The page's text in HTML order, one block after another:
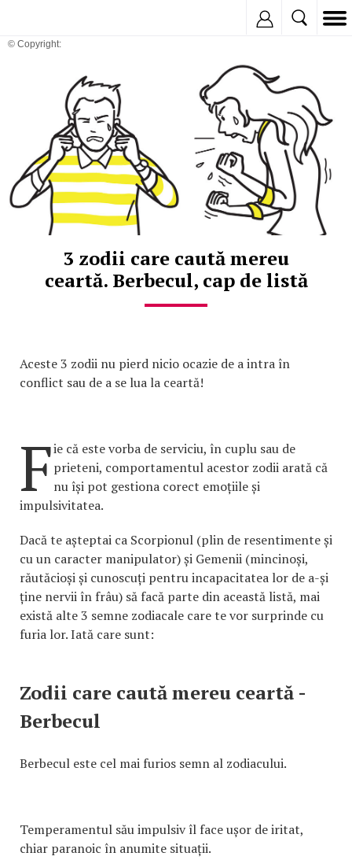
© Copyright:
3 zodii care caută mereu
ceartă. Berbecul, cap de listă
Aceste 3 zodii nu pierd nicio ocazie de a intra în
conflict sau de a se lua la ceartă!
Fie că este vorba de serviciu, în cuplu sau de
prieteni, comportamentul acestor zodii arată că
nu își pot gestiona corect emoțiile și
impulsivitatea.
Dacă te așteptai ca Scorpionul (plin de resentimente și
cu un caracter manipulator) și Gemenii (mincinoși,
răutăcioși și cunoscuți pentru incapacitatea lor de a-și
ține nervii în frâu) să facă parte din această listă, mai
există alte 3 semne zodiacale care te vor surprinde cu
furia lor. Iată care sunt:
Zodii care caută mereu ceartă -
Berbecul
Berbecul este cel mai furios semn al zodiacului.
Temperamentul său impulsiv îl face ușor de iritat,
chiar paranoic în anumite situații.